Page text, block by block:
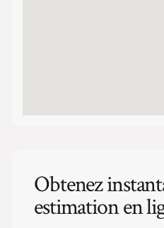
Obtenez
estimation en